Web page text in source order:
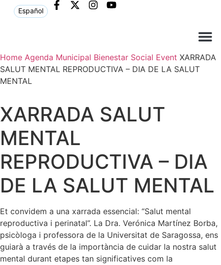
Español
Home Agenda Municipal Bienestar Social Event XARRADA
SALUT MENTAL REPRODUCTIVA – DIA DE LA SALUT
MENTAL
XARRADA SALUT
MENTAL
REPRODUCTIVA – DIA
DE LA SALUT MENTAL
Et convidem a una xarrada essencial: “Salut mental
reproductiva i perinatal”. La Dra. Verónica Martínez Borba,
psicòloga i professora de la Universitat de Saragossa, ens
guiarà a través de la importància de cuidar la nostra salut
mental durant etapes tan significatives com la